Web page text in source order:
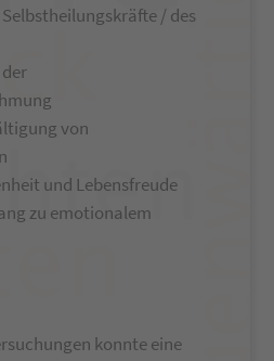
/ des
von
und Lebensfreude
zu emotionalem
konnte eine